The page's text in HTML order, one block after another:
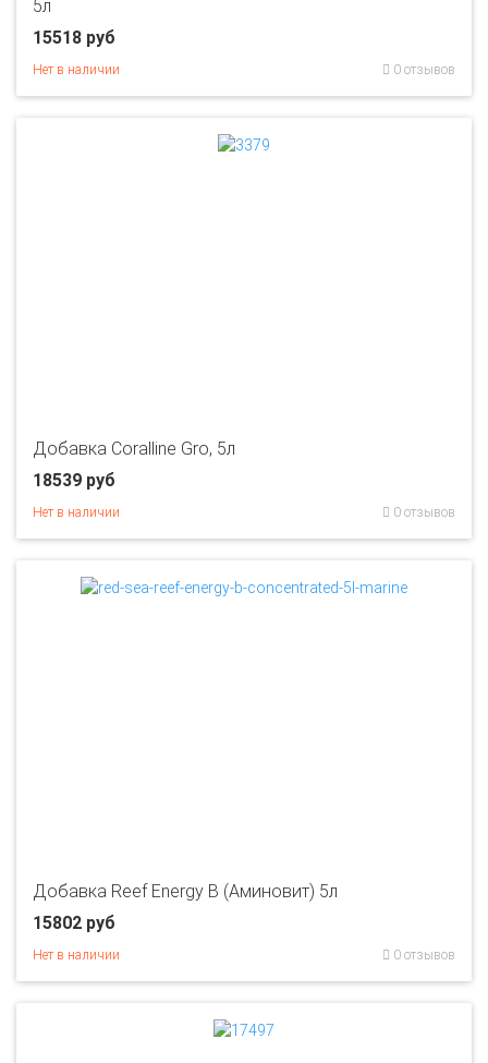
5л
15518 руб
Нет в наличии 0 отзывов
Добавка Coralline Gro, 5л
18539 руб
Нет в наличии 0 отзывов
Добавка Reef Energy B (Аминовит) 5л
15802 руб
Нет в наличии 0 отзывов